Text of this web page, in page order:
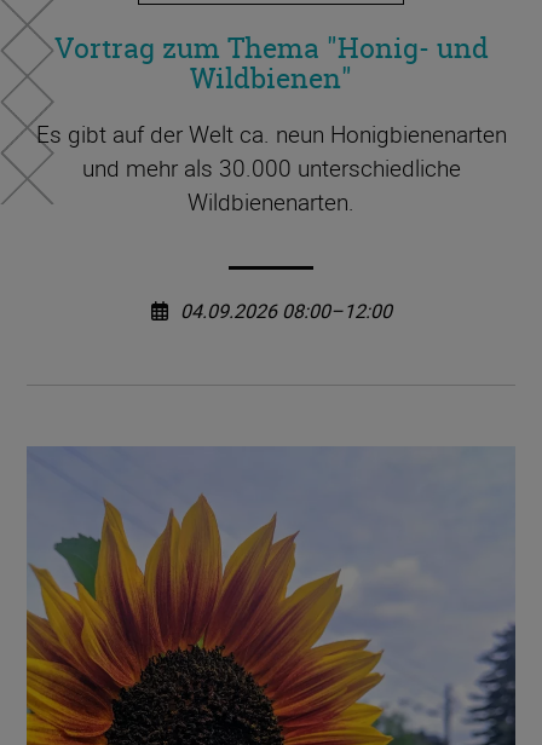
Vortrag zum Thema "Honig- und
Wildbienen"
Es gibt auf der Welt ca. neun Honigbienenarten
und mehr als 30.000 unterschiedliche
Wildbienenarten.
04.09.2026 08:00–12:00